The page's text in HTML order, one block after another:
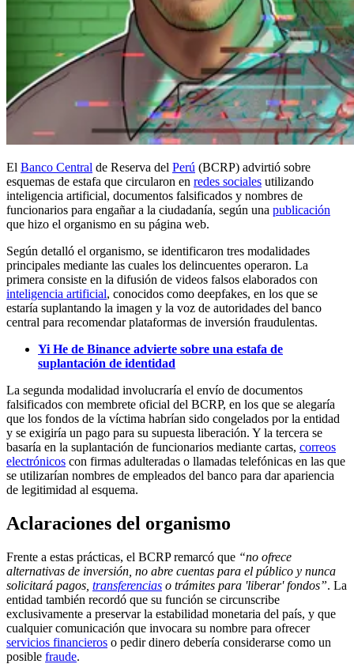
El Banco Central de Reserva del Perú (BCRP) advirtió sobre
esquemas de estafa que circularon en redes sociales utilizando
inteligencia artificial, documentos falsificados y nombres de
funcionarios para engañar a la ciudadanía, según una publicación
que hizo el organismo en su página web.
Según detalló el organismo, se identificaron tres modalidades
principales mediante las cuales los delincuentes operaron. La
primera consiste en la difusión de videos falsos elaborados con
inteligencia artificial, conocidos como deepfakes, en los que se
estaría suplantando la imagen y la voz de autoridades del banco
central para recomendar plataformas de inversión fraudulentas.
Yi He de Binance advierte sobre una estafa de
suplantación de identidad
La segunda modalidad involucraría el envío de documentos
falsificados con membrete oficial del BCRP, en los que se alegaría
que los fondos de la víctima habrían sido congelados por la entidad
y se exigiría un pago para su supuesta liberación. Y la tercera se
basaría en la suplantación de funcionarios mediante cartas, correos
electrónicos con firmas adulteradas o llamadas telefónicas en las que
se utilizarían nombres de empleados del banco para dar apariencia
de legitimidad al esquema.
Aclaraciones del organismo
Frente a estas prácticas, el BCRP remarcó que “no ofrece
alternativas de inversión, no abre cuentas para el público y nunca
solicitará pagos, transferencias o trámites para 'liberar' fondos”. La
entidad también recordó que su función se circunscribe
exclusivamente a preservar la estabilidad monetaria del país, y que
cualquier comunicación que invocara su nombre para ofrecer
servicios financieros o pedir dinero debería considerarse como un
posible fraude.